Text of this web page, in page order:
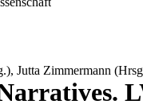
Jutta Zimmermann